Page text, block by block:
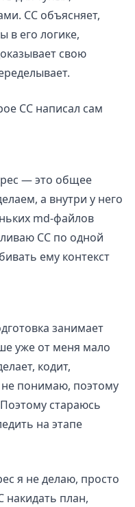
CC объясняет,
в его логике,
свою
CC написал сам
— это общее
а внутри у него
md-файлов
CC по одной
ему контекст
занимает
уже от меня мало
кодит,
понимаю, поэтому
стараюсь
на этапе
я не делаю, просто
план,